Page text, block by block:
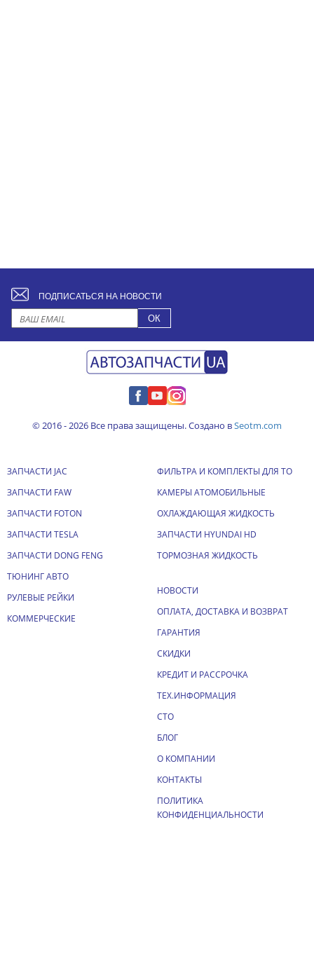
ПОДПИСАТЬСЯ НА НОВОСТИ
© 2016 - 2026 Все права защищены. Создано вSeotm.com
ЗАПЧАСТИ JAC
ЗАПЧАСТИ FAW
ЗАПЧАСТИ FOTON
ЗАПЧАСТИ TESLA
ЗАПЧАСТИ DONG FENG
ТЮНИНГ АВТО
РУЛЕВЫЕ РЕЙКИ
КОММЕРЧЕСКИЕ
ФИЛЬТРА И КОМПЛЕКТЫ ДЛЯ ТО
КАМЕРЫ АТОМОБИЛЬНЫЕ
ОХЛАЖДАЮЩАЯ ЖИДКОСТЬ
ЗАПЧАСТИ HYUNDAI HD
ТОРМОЗНАЯ ЖИДКОСТЬ
НОВОСТИ
ОПЛАТА, ДОСТАВКА И ВОЗВРАТ
ГАРАНТИЯ
СКИДКИ
КРЕДИТ И РАССРОЧКА
ТЕХ.ИНФОРМАЦИЯ
СТО
БЛОГ
О КОМПАНИИ
КОНТАКТЫ
ПОЛИТИКА
КОНФИДЕНЦИАЛЬНОСТИ